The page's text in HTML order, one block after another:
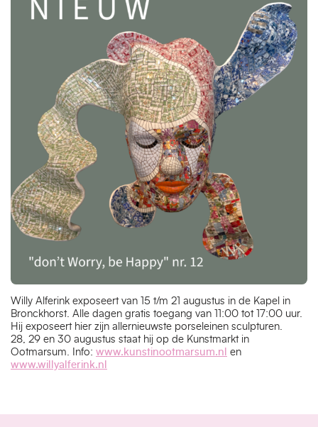
Willy Alferink exposeert van 15 t/m 21 augustus in de Kapel in
Bronckhorst. Alle dagen gratis toegang van 11:00 tot 17:00 uur.
Hij exposeert hier zijn allernieuwste porseleinen sculpturen.
28, 29 en 30 augustus staat hij op de Kunstmarkt in
Ootmarsum. Info: www.kunstinootmarsum.nl en
www.willyalferink.nl